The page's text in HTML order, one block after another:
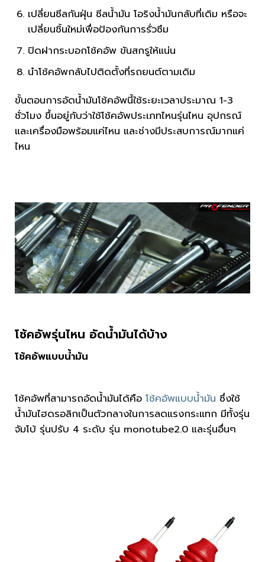
เปลี่ยนซีลกันฝุ่น ซีลน้ำมัน โอริงน้ำมันกลับที่เดิม หรือจะ
เปลี่ยนชิ้นใหม่เพื่อป้องกันการรั่วซึม
ปิดฝากระบอกโช้คอัพ ขันสกรูให้แน่น
นำโช้คอัพกลับไปติดตั้งที่รถยนต์ตามเดิม
ขั้นตอนการอัดน้ำมันโช้คอัพนี้ใช้ระยะเวลาประมาณ 1-3
ชั่วโมง ขึ้นอยู่กับว่าใช้โช้คอัพประเภทไหนรุ่นไหน อุปกรณ์
และเครื่องมือพร้อมแค่ไหน และช่างมีประสบการณ์มากแค่
ไหน
โช้คอัพรุ่นไหน อัดน้ำมันได้บ้าง
โช้คอัพแบบน้ำมัน
โช้คอัพที่สามารถอัดน้ำมันได้คือ โช้คอัพแบบน้ำมัน ซึ่งใช้
น้ำมันไฮดรอลิกเป็นตัวกลางในการลดแรงกระแทก มีทั้งรุ่น
จัมโบ้ รุ่นปรับ 4 ระดับ รุ่น monotube2.0 และรุ่นอื่นๆ